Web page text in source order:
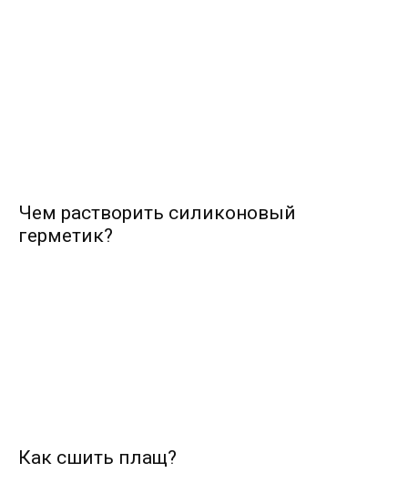
Чем растворить силиконовый
герметик?
Как сшить плащ?